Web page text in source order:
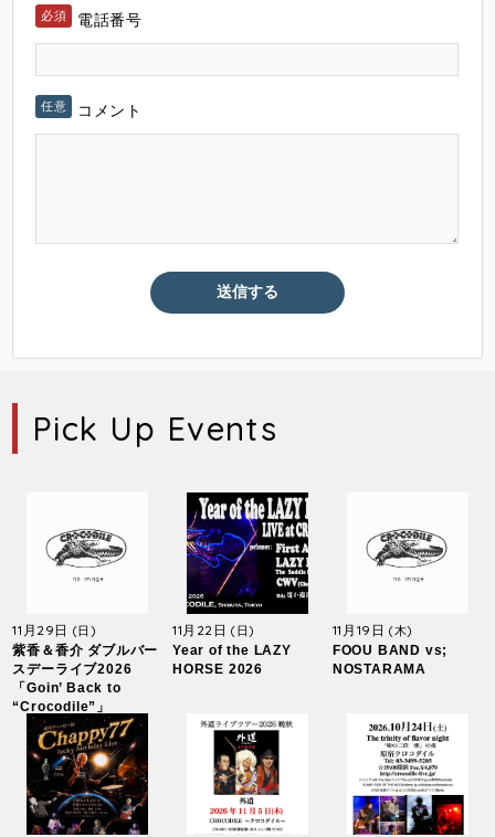
電話番号
コメント
Pick Up Events
11月29日 (日)
紫香＆香介 ダブルバー
スデーライブ2026
「Goin’ Back to
“Crocodile”」
11月22日(日)
Year of the LAZY
HORSE 2026
11月19日 (木)
FOOU BAND vs;
NOSTARAMA